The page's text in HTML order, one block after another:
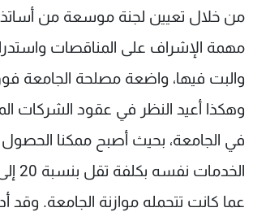
من خلال تعيين لجنة موسعة من
مهمة الإشراف على المناقصات
والبت فيها، واضعة مصلحة الجامعة
وهكذا أعيد النظر في عقود الشركات
في الجامعة، بحيث أصبح ممكنا
عما كانت تتحمله موازنة الجامعة. وقد